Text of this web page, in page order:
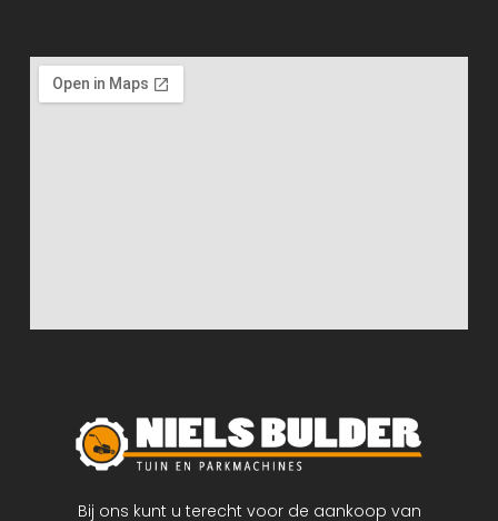
Bij ons kunt u terecht voor de aankoop van